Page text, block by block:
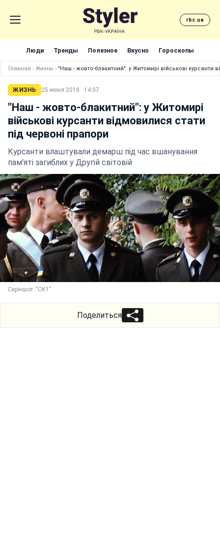
rbc.ua
Люди Тренды Полезное Вкусно Гороскопы
Главная › Жизнь › "Наш - жовто-блакитний": у Житомирі військові курсанти
ЖИЗНЬ 25 июня 2018 · 14:07
"Наш - жовто-блакитний": у Житомирі
військові курсанти відмовилися стати
під червоні прапори
Курсанти влаштували демарш під час вшанування
пам'яті загиблих у Другій світовій
Скріншот: "СК1"
Поделиться